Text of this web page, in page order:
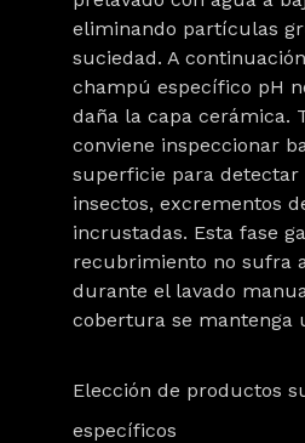
eliminando partículas
suciedad. A
champú específico pH
daña la capa cerámica.
conviene inspeccionar
superficie para detectar
insectos, excrementos
incrustadas. Esta fase
recubrimiento no sufra
durante el lavado
cobertura se mantenga
Elección de productos
específicos